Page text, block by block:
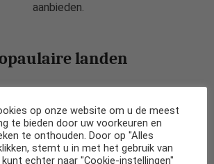
aanbieden.
landen
Vakantiehuizen in België
op onze website om u de meest
te bieden door uw voorkeuren en
te onthouden. Door op "Alles
stemt u in met het gebruik van
kunt echter naar "Cookie-instellingen"